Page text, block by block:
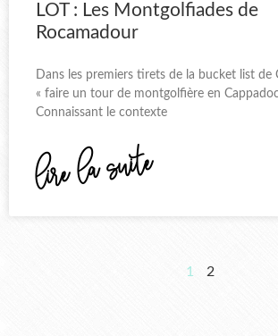
LOT : Les Montgolfiades de
Rocamadour
Dans les premiers tirets de la bucket list de
« faire un tour de montgolfière en
Connaissant le contexte
lire la suite
1 2